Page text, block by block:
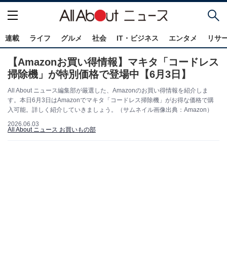
連載 ライフ グルメ 社会 IT・ビジネス エンタメ リサ
【Amazonお買い得情報】マキタ「コードレス
掃除機」が特別価格で登場中【6月3日】
All About ニュース編集部が厳選した、Amazonのお買い得情報を紹介しま
す。本日6月3日はAmazonでマキタ「コードレス掃除機」がお得な価格で購
入可能。詳しく紹介していきましょう。（サムネイル画像出典：Amazon）
2026.06.03
All About ニュース お買いもの部